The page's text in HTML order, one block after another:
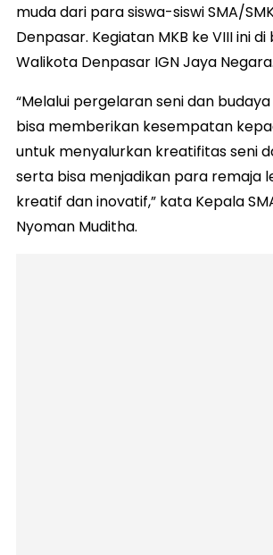
muda dari para siswa-siswi SMA/
Denpasar. Kegiatan MKB ke VIII ini di
Walikota Denpasar IGN Jaya Negara.
“Melalui pergelaran seni dan
bisa memberikan kesempatan
untuk menyalurkan kreatifitas seni
serta bisa menjadikan para remaja
kreatif dan inovatif,” kata Kepala
Nyoman Muditha.